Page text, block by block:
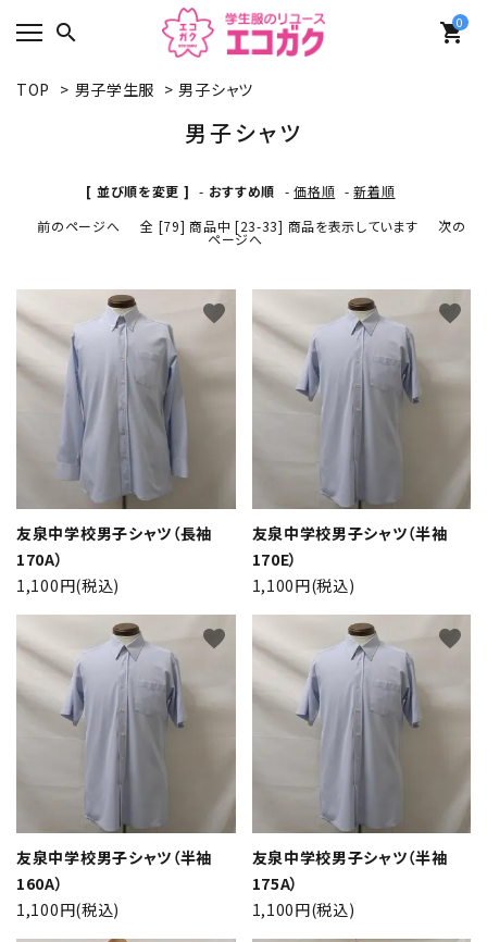
search 0
shopping_cart
TOP > 男子学生服 > 男子シャツ
男子シャツ
[ 並び順を変更 ] - おすすめ順 -価格順 -新着順
前のページへ
全 [79] 商品中 [23-33] 商品を表示しています 次の
ページへ
友泉中学校男子シャツ（長袖
170A）
1,100円(税込)
favorite
友泉中学校男子シャツ（半袖
170E）
1,100円(税込)
favorite
友泉中学校男子シャツ（半袖
160A）
1,100円(税込)
favorite
友泉中学校男子シャツ（半袖
175A）
1,100円(税込)
favorite